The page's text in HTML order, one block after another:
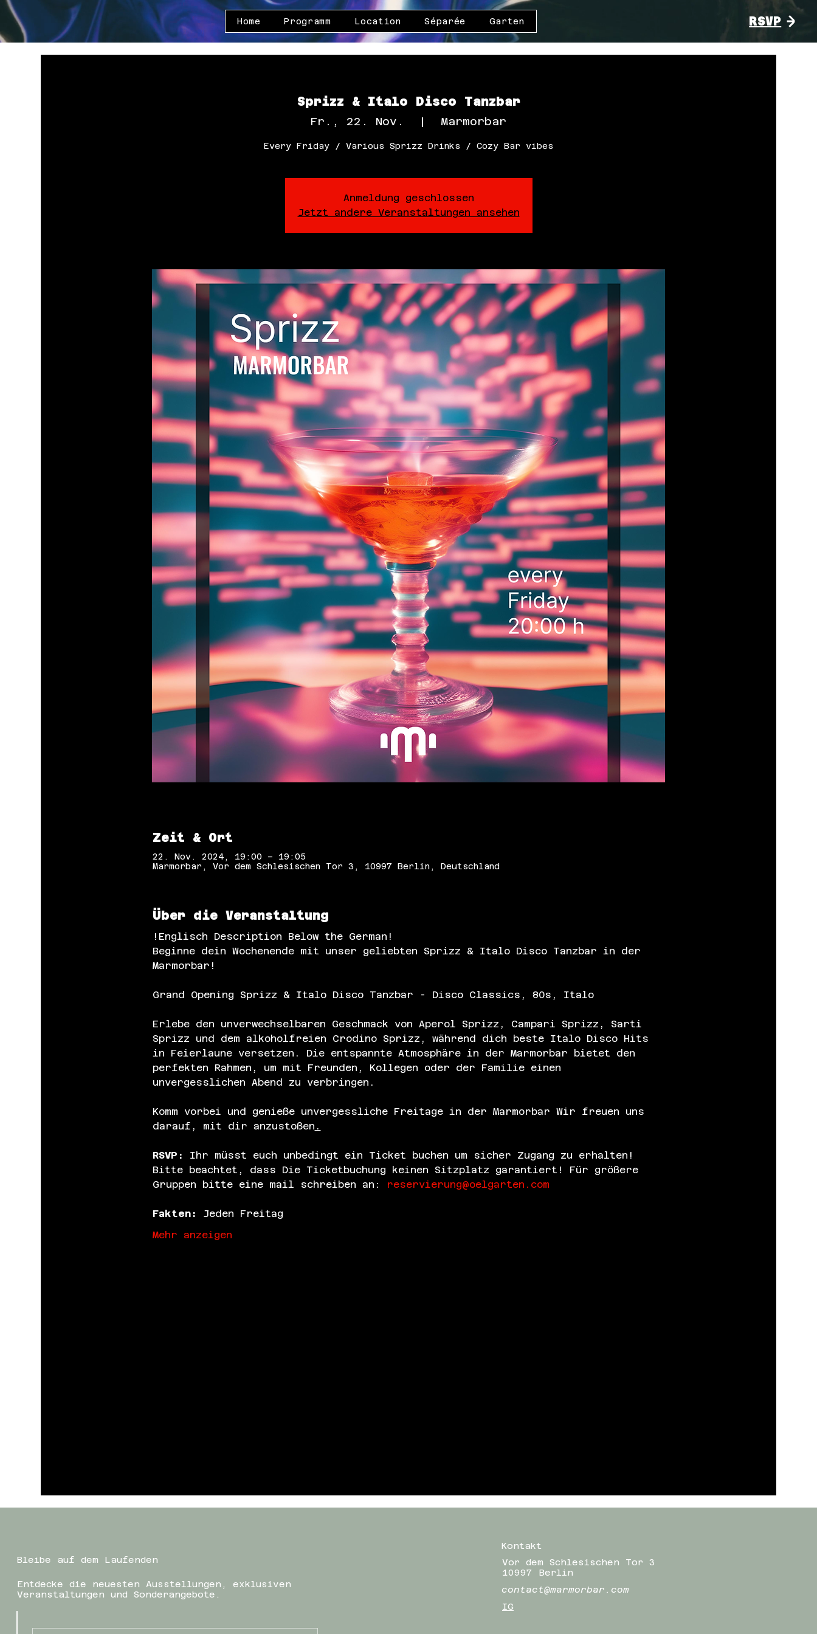
RSVP
Home Programm Location Séparée Garten
Sprizz & Italo Disco Tanzbar
Fr., 22. Nov.
  |
Marmorbar
Every Friday / Various Sprizz Drinks / Cozy Bar vibes
Anmeldung geschlossen
Jetzt andere Veranstaltungen ansehen
Zeit & Ort
22. Nov. 2024, 19:00 – 19:05
Marmorbar, Vor dem Schlesischen Tor 3, 10997 Berlin, Deutschland
Über die Veranstaltung
!Englisch Description Below the German!
Beginne dein Wochenende mit unser geliebten Sprizz & Italo Disco Tanzbar in der
Marmorbar!
Grand Opening Sprizz & Italo Disco Tanzbar - Disco Classics, 80s, Italo
Erlebe den unverwechselbaren Geschmack von Aperol Sprizz, Campari Sprizz, Sarti
Sprizz und dem alkoholfreien Crodino Sprizz, während dich beste Italo Disco Hits
in Feierlaune versetzen. Die entspannte Atmosphäre in der Marmorbar bietet den
perfekten Rahmen, um mit Freunden, Kollegen oder der Familie einen
unvergesslichen Abend zu verbringen.
Komm vorbei und genieße unvergessliche Freitage in der Marmorbar Wir freuen uns
darauf, mit dir anzustoßen .
RSVP: Ihr müsst euch unbedingt ein Ticket buchen um sicher Zugang zu erhalten!
Bitte beachtet, dass Die Ticketbuchung keinen Sitzplatz garantiert! Für größere
Gruppen bitte eine mail schreiben an:
reservierung@oelgarten.com
Fakten:
Jeden Freitag
Mehr anzeigen
Bleibe auf dem Laufenden
Entdecke die neuesten Ausstellungen, exklusiven
Veranstaltungen und Sonderangebote.
Kontakt
Vor dem Schlesischen Tor 3
10997 Berlin
contact@marmorbar.com
IG